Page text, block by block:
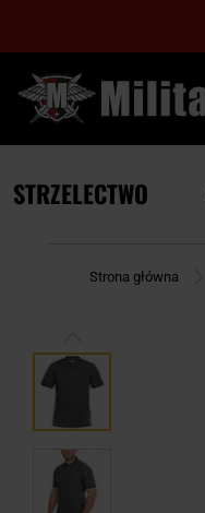
STRZELECTWO
Strona główna